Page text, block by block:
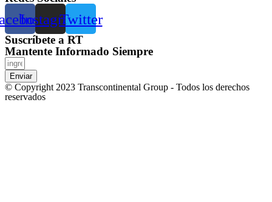
InstagramTwitter
Suscríbete a RT
Mantente Informado Siempre
Enviar
© Copyright 2023 Transcontinental Group - Todos los derechos
reservados